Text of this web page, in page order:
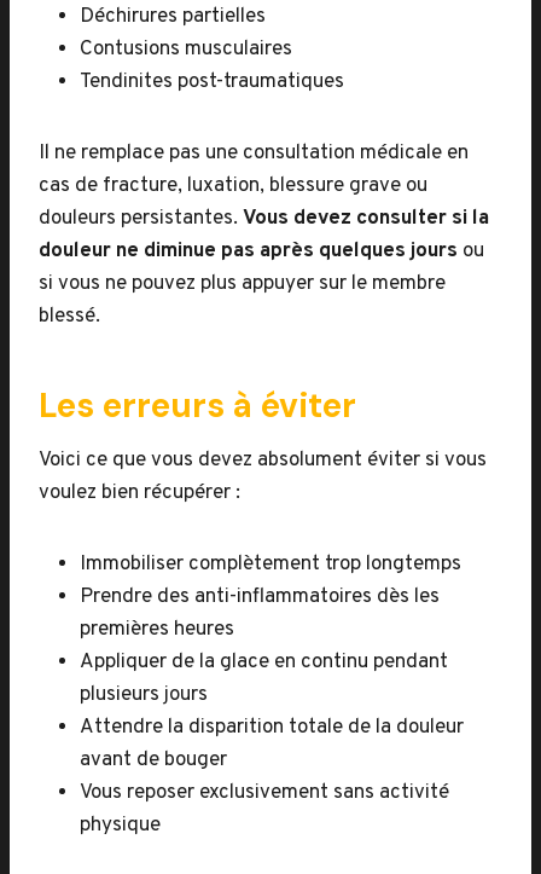
Déchirures partielles
Contusions musculaires
Tendinites post-traumatiques
Il ne remplace pas une consultation médicale en
cas de fracture, luxation, blessure grave ou
douleurs persistantes. Vous devez consulter si la
douleur ne diminue pas après quelques jours ou
si vous ne pouvez plus appuyer sur le membre
blessé.
Les erreurs à éviter
Voici ce que vous devez absolument éviter si vous
voulez bien récupérer :
Immobiliser complètement trop longtemps
Prendre des anti-inflammatoires dès les
premières heures
Appliquer de la glace en continu pendant
plusieurs jours
Attendre la disparition totale de la douleur
avant de bouger
Vous reposer exclusivement sans activité
physique